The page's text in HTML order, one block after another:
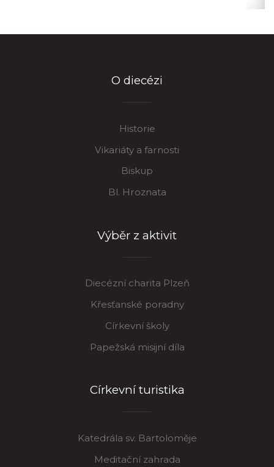
O diecézi
Historie
Vikariáty a farnosti
Biskup
Bl. Hroznata
Výběr z aktivit
Diecézní charita Plzeň
Křesťanské poradny
Církevní školy
Papežská misijní díla
Církevní turistika
Katedrála sv. Bartoloměje
Meditační zahrada